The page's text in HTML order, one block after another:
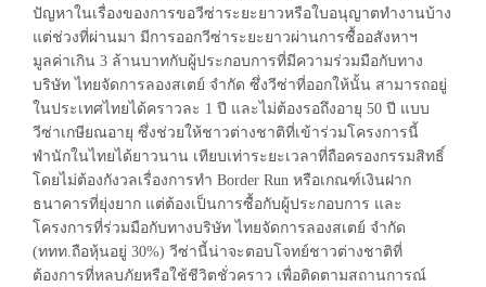
ปัญหาในเรื่องของการขอวีซ่าระยะยาวหรือใบอนุญาตทำงานบ้าง
แต่ช่วงที่ผ่านมา มีการออกวีซ่าระยะยาวผ่านการซื้ออสังหาฯ
มูลค่าเกิน 3 ล้านบาทกับผู้ประกอบการที่มีความร่วมมือกับทาง
บริษัท ไทยจัดการลองสเตย์ จำกัด ซึ่งวีซ่าที่ออกให้นั้น สามารถอยู่
ในประเทศไทยได้คราวละ 1 ปี และไม่ต้องรอถึงอายุ 50 ปี แบบ
วีซ่าเกษียณอายุ ซึ่งช่วยให้ชาวต่างชาติที่เข้าร่วมโครงการนี้
พำนักในไทยได้ยาวนาน เทียบเท่าระยะเวลาที่ถือครองกรรมสิทธิ์
โดยไม่ต้องกังวลเรื่องการทำ Border Run หรือเกณฑ์เงินฝาก
ธนาคารที่ยุ่งยาก แต่ต้องเป็นการซื้อกับผู้ประกอบการ และ
โครงการที่ร่วมมือกับทางบริษัท ไทยจัดการลองสเตย์ จำกัด
(ททท.ถือหุ้นอยู่ 30%) วีซ่านี้น่าจะตอบโจทย์ชาวต่างชาติที่
ต้องการที่หลบภัยหรือใช้ชีวิตชั่วคราว เพื่อติดตามสถานการณ์